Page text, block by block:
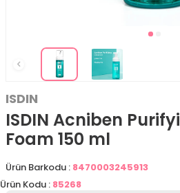
ISDIN
ISDIN Acniben
Foam 150 ml
Ürün Barkodu : 8470003245913
Ürün Kodu : 85268